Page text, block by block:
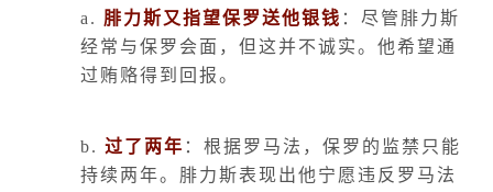
a. 腓力斯又指望保罗送他银钱 ：尽管腓力斯
经常与保罗会面，但这并不诚实。他希望通
过贿赂得到回报。
b. 过了两年 ：根据罗马法，保罗的监禁只能
持续两年。腓力斯表现出他宁愿违反罗马法